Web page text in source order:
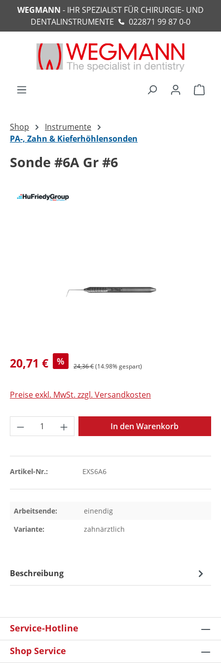
springen
WEGMANN - IHR SPEZIALIST FÜR CHIRURGIE- UND
DENTALINSTRUMENTE
022871 99 87 0-0
Shop
Instrumente
PA-, Zahn & Kieferhöhlensonden
Sonde #6A Gr #6
20,71 € % 24,36 €(14.98% gespart)
Preise exkl. MwSt. zzgl. Versandkosten
Produkt Anzahl: Gib den gewünschten
In den Warenkorb
Artikel-Nr.: EXS6A6
Arbeitsende:
einendig
Variante:
zahnärztlich
Beschreibung
Service-Hotline
Shop Service